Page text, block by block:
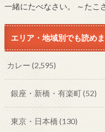
一緒にたべなさい。 ～たこ
エリア・地域別でも読め
カレー (2,595)
銀座・新橋・有楽町(52)
東京・日本橋 (130)